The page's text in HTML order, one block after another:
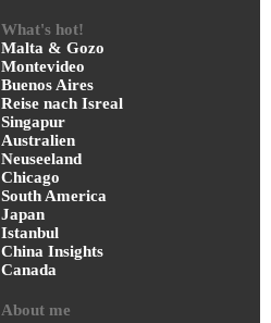
What's hot!
Malta & Gozo
Montevideo
Buenos Aires
Reise nach Isreal
Singapur
Australien
Neuseeland
Chicago
South America
Japan
Istanbul
China Insights
Canada
About me